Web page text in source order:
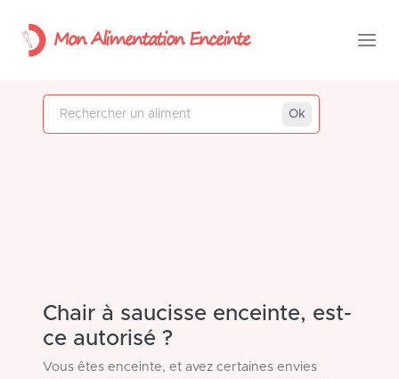
Mon Alimentation Enceinte
Rechercher un aliment
Ok
Chair à saucisse enceinte, est-
ce autorisé ?
Vous êtes enceinte, et avez certaines envies